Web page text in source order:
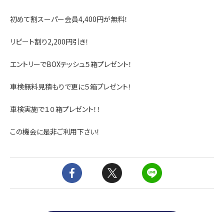
初めて割スーパー会員4,400円が無料！
リピート割り2,200円引き！
エントリーでBOXテッシュ５箱プレゼント！
車検無料見積もりで更に５箱プレゼント！
車検実施で１０箱プレゼント！！
この機会に是非ご利用下さい！